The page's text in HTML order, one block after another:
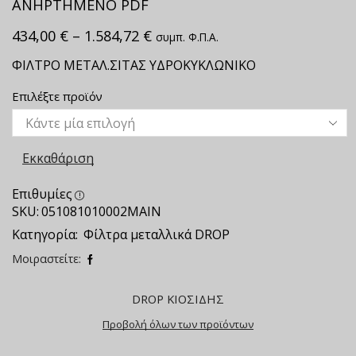
ΑΝΗΡΤΗΜΕΝΟ PDF
434,00 € – 1.584,72 € συμπ. Φ.Π.Α.
ΦΙΛΤΡΟ ΜΕΤΑΛ.ΣΙΤΑΣ ΥΔΡΟΚΥΚΛΩΝΙΚΟ
Επιλέξτε προϊόν
Εκκαθάριση
Επιθυμίες
SKU:051081010002ΜΑΙΝ
Κατηγορία: Φίλτρα μεταλλικά DROP
Μοιραστείτε:
DROP ΚΙΟΣΙΔΗΣ
Προβολή όλων των προϊόντων